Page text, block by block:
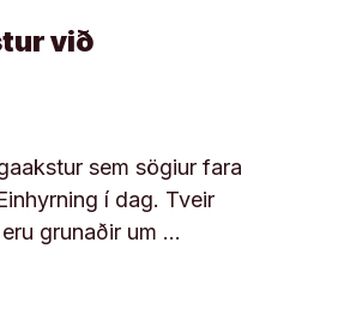
við
sem sögiur fara
í dag. Tveir
grunaðir um …